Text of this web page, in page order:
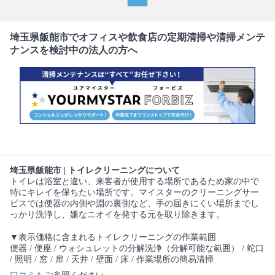
埼玉県飯能市でオフィスや飲食店の定期清掃や清掃メンテ
ナンスを検討中の法人の方へ
埼玉県飯能市 | トイレクリーニングについて
トイレは浴室と違い、来客者が使用する場所であるため家の中で
特にキレイを保ちたい場所です。マイスターのクリーニングサー
ビスでは便器の内側や淵の裏側など、手の届きにくい場所までし
っかり洗浄し、嫌なニオイを発する元を取り除きます。
▼表示価格に含まれるトイレクリーニングの作業範囲
便器 / 便座 / ウォシュレットの分解洗浄（分解可能な範囲） / 蛇口
/ 照明 / 窓 / 扉 / 天井 / 壁面 / 床 / 作業場所の簡易清掃